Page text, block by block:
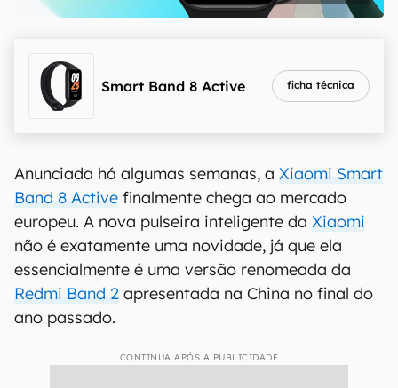
Smart Band 8 Active ficha técnica
Anunciada há algumas semanas, a Xiaomi Smart
Band 8 Active finalmente chega ao mercado
europeu. A nova pulseira inteligente da Xiaomi
não é exatamente uma novidade, já que ela
essencialmente é uma versão renomeada da
Redmi Band 2 apresentada na China no final do
ano passado.
CONTINUA APÓS A PUBLICIDADE